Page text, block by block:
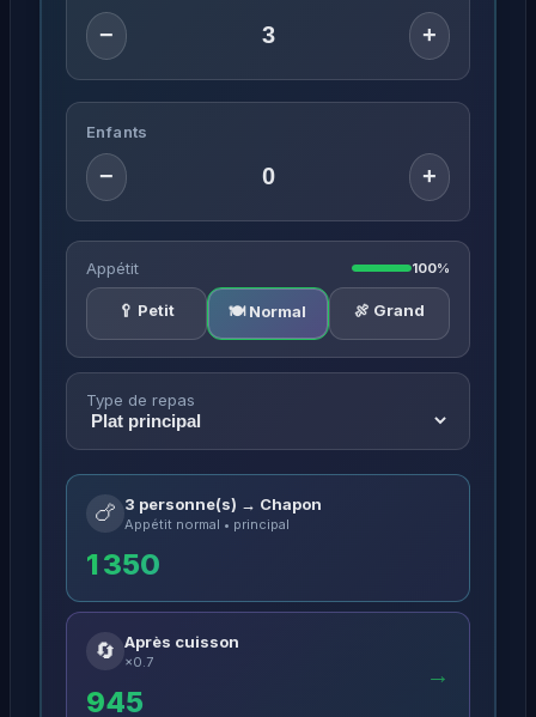
− +
Enfants
− +
Appétit 100%
🥄 Petit 🍽️ Normal 🍖 Grand
Type de repas
🍗 3 personne(s) → Chapon
Appétit normal • principal
1 350
🔄 Après cuisson
×0.7
945
→